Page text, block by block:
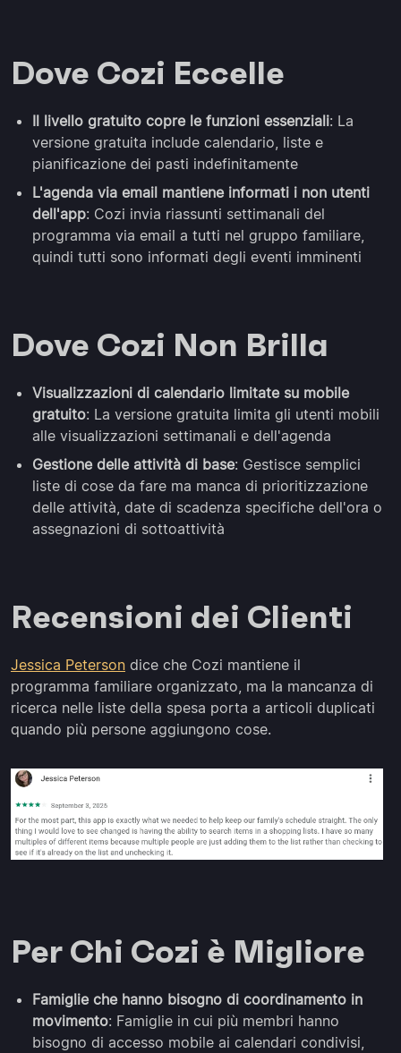
Dove Cozi Eccelle
Il livello gratuito copre le funzioni essenziali: La
versione gratuita include calendario, liste e
pianificazione dei pasti indefinitamente
L'agenda via email mantiene informati i non utenti
dell'app: Cozi invia riassunti settimanali del
programma via email a tutti nel gruppo familiare,
quindi tutti sono informati degli eventi imminenti
Dove Cozi Non Brilla
Visualizzazioni di calendario limitate su mobile
gratuito: La versione gratuita limita gli utenti mobili
alle visualizzazioni settimanali e dell'agenda
Gestione delle attività di base: Gestisce semplici
liste di cose da fare ma manca di prioritizzazione
delle attività, date di scadenza specifiche dell'ora o
assegnazioni di sottoattività
Recensioni dei Clienti
Jessica Peterson dice che Cozi mantiene il
programma familiare organizzato, ma la mancanza di
ricerca nelle liste della spesa porta a articoli duplicati
quando più persone aggiungono cose.
Per Chi Cozi è Migliore
Famiglie che hanno bisogno di coordinamento in
movimento: Famiglie in cui più membri hanno
bisogno di accesso mobile ai calendari condivisi,